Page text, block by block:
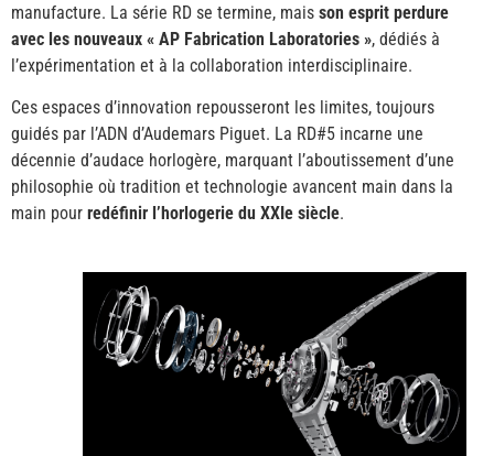
manufacture. La série RD se termine, mais son esprit perdure
avec les nouveaux « AP Fabrication Laboratories », dédiés à
l’expérimentation et à la collaboration interdisciplinaire.
Ces espaces d’innovation repousseront les limites, toujours
guidés par l’ADN d’Audemars Piguet. La RD#5 incarne une
décennie d’audace horlogère, marquant l’aboutissement d’une
philosophie où tradition et technologie avancent main dans la
main pour redéfinir l’horlogerie du XXIe siècle.